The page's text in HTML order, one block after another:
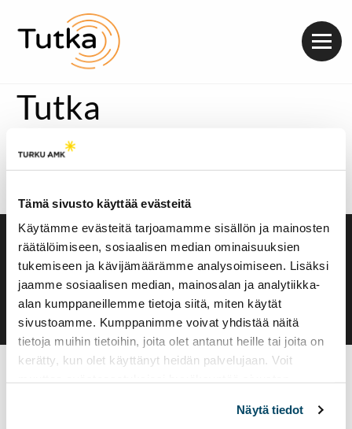
Tämä sivusto käyttää evästeitä
Käytämme evästeitä tarjoamamme sisällön ja mainosten
räätälöimiseen, sosiaalisen median ominaisuuksien
tukemiseen ja kävijämäärämme analysoimiseen. Lisäksi
jaamme sosiaalisen median, mainosalan ja analytiikka-
alan kumppaneillemme tietoja siitä, miten käytät
sivustoamme. Kumppanimme voivat yhdistää näitä
tietoja muihin tietoihin, joita olet antanut heille tai joita on
kerätty, kun olet käyttänyt heidän palvelujaan. Voit
Näytä tiedot
Tutka
Tänään mennään Jasminin komennossa. Jasmin on
laatinut visan, jossa Jeren pitää arvata ruoka tai resepti
Arvuuttele mukana!
Saavutettavuusseloste
Evästeasetukset